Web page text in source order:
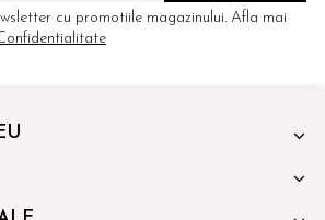
cu promotiile magazinului. Afla mai